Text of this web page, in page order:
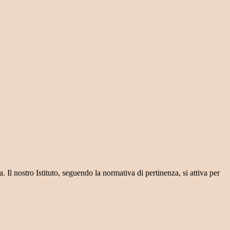
Il nostro Istituto, seguendo la normativa di pertinenza, si attiva per